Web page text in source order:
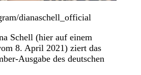
dianaschell_official
Schell (hier auf einem
8. April 2021) ziert das
Ausgabe des deutschen